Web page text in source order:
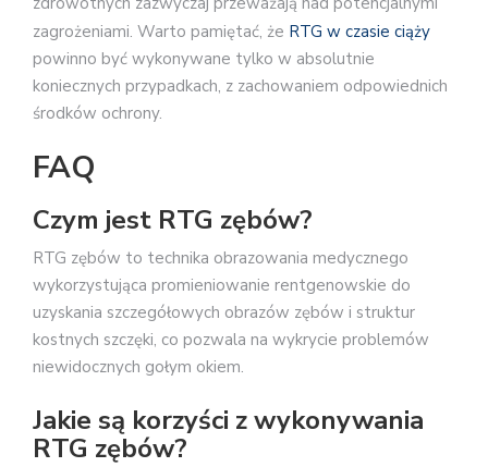
zagrożeniami. Warto pamiętać, że RTG w czasie ciąży
powinno być wykonywane tylko w absolutnie
koniecznych przypadkach, z zachowaniem odpowiednich
środków ochrony.
FAQ
Czym jest RTG zębów?
RTG zębów to technika obrazowania medycznego
wykorzystująca promieniowanie rentgenowskie do
uzyskania szczegółowych obrazów zębów i struktur
kostnych szczęki, co pozwala na wykrycie problemów
niewidocznych gołym okiem.
Jakie są korzyści z wykonywania
RTG zębów?